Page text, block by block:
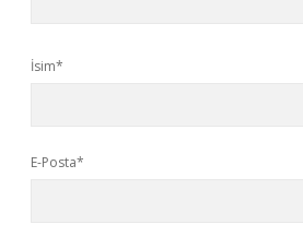
İsim*
E-Posta*